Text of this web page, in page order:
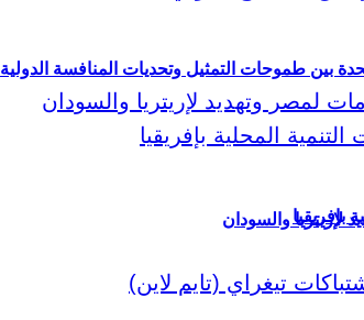
والسودان
بين طموحات التمثيل وتحديات المنافسة الدولية
بإفريقيا